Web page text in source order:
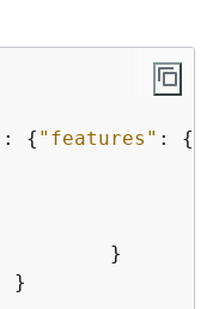
: { "features" : {